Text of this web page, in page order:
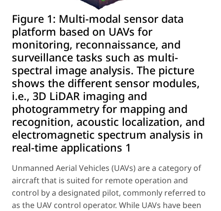
Figure 1: Multi-modal sensor data
platform based on UAVs for
monitoring, reconnaissance, and
surveillance tasks such as multi-
spectral image analysis. The picture
shows the different sensor modules,
i.e., 3D LiDAR imaging and
photogrammetry for mapping and
recognition, acoustic localization, and
electromagnetic spectrum analysis in
real-time applications 1
Unmanned Aerial Vehicles (UAVs) are a category of
aircraft that is suited for remote operation and
control by a designated pilot, commonly referred to
as the UAV control operator. While UAVs have been